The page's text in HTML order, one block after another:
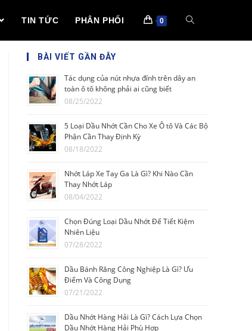
TIN TỨC PHÂN PHỐI 0
BÀI VIẾT GẦN ĐÂY
Tác dụng của nút nhựa đính trên dây an
toàn ô tô không phải ai cũng biết
08/25/2022
5 Loại Dầu Nhớt Cần Cho Xe Ô tô Và Các Bộ
Phận Cần Thay Định Kỳ
08/18/2022
Nhớt Láp Xe Tay Ga Là Gì? Khi Nào Cần
Thay Nhớt Láp
08/04/2022
Chọn Đúng Loại Dầu Nhớt Để Tiết Kiệm
Nhiên Liệu
07/28/2022
Dầu Bánh Răng Công Nghiệp Là Gì? Ưu
Điểm Và Công Dụng
07/21/2022
Dầu Nhớt Hàng Hải Là Gì? Cách Lựa Chọn
Dầu Nhớt Hàng Hải Phù Hợp